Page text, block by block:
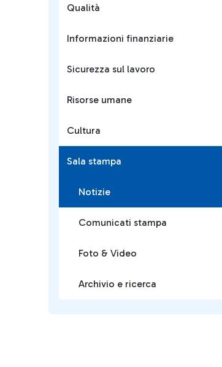
Qualità
Informazioni finanziarie
Sicurezza sul lavoro
Risorse umane
Cultura
Sala stampa
Notizie
Comunicati stampa
Foto & Video
Archivio e ricerca